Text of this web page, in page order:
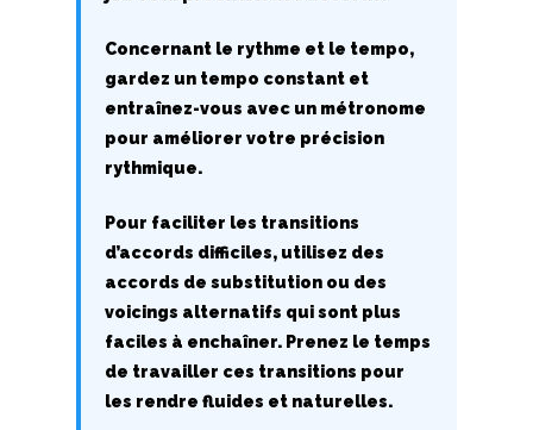
Concernant le rythme et le tempo,
gardez un tempo constant et
entraînez-vous avec un métronome
pour améliorer votre précision
rythmique.
Pour faciliter les transitions
d’accords difficiles, utilisez des
accords de substitution ou des
voicings alternatifs qui sont plus
faciles à enchaîner. Prenez le temps
de travailler ces transitions pour
les rendre fluides et naturelles.
Q
R
S
T
U
V
W